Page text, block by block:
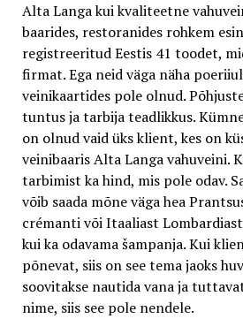
Alta Langa kui kvaliteetne
baarides, restoranides rohkem
registreeritud Eestis 41 toodet,
firmat. Ega neid väga näha
veinikaartides pole olnud.
tuntus ja tarbija teadlikkus.
on olnud vaid üks klient, kes on
veinibaaris Alta Langa vahuveini.
tarbimist ka hind, mis pole odav.
võib saada mõne väga hea
crémanti või Itaaliast
kui ka odavama šampanja. Kui
põnevat, siis on see tema jaoks
soovitakse nautida vana ja
nime, siis see pole nendele.